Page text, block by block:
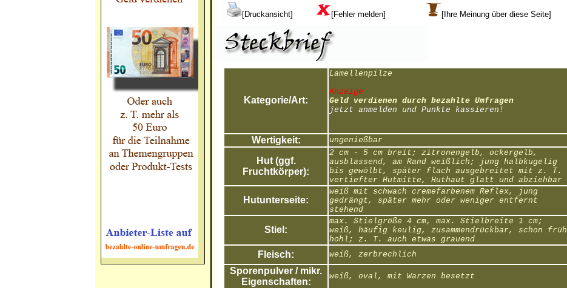
[Druckansicht] [Fehler melden] [Ihre Meinung über diese Seite]
Kategorie/Art:
Lamellenpilze
Anzeige
Geld verdienen durch bezahlte Umfragen
jetzt anmelden und Punkte kassieren!
Wertigkeit: ungenießbar
Hut (ggf.
Fruchtkörper):
2 cm - 5 cm breit; zitronengelb, ockergelb,
ausblassend, am Rand weißlich; jung halbkugelig
bis gewölbt, später flach ausgebreitet mit z. T.
vertiefter Hutmitte, Huthaut glatt und abziehbar
Hutunterseite:
weiß mit schwach cremefarbenem Reflex, jung
gedrängt, später mehr oder weniger entfernt
stehend
Stiel:
max. Stielgröße 4 cm, max. Stielbreite 1 cm;
weiß, häufig keulig, zusammendrückbar, schon früh
hohl; z. T. auch etwas grauend
Fleisch: weiß, zerbrechlich
Sporenpulver / mikr.
Eigenschaften:
weiß, oval, mit Warzen besetzt